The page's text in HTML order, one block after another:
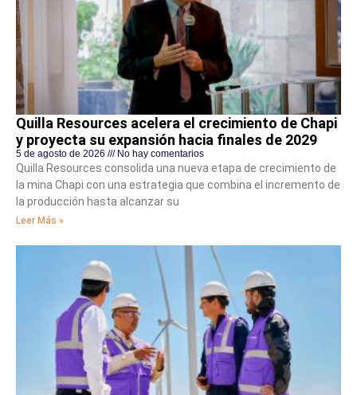
Quilla Resources acelera el crecimiento de Chapi
y proyecta su expansión hacia finales de 2029
5 de agosto de 2026 No hay comentarios
Quilla Resources consolida una nueva etapa de crecimiento de
la mina Chapi con una estrategia que combina el incremento de
la producción hasta alcanzar su
Leer Más »